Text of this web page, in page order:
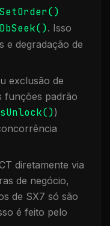
DbSeek(). Isso
e degradação de
exclusão de
funções padrão
)
diretamente via
de negócio,
de SX7 só são
é feito pelo